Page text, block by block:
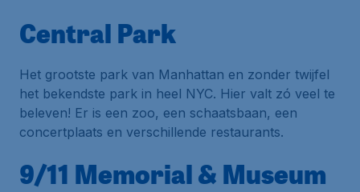
Central Park
Het grootste park van Manhattan en zonder twijfel
het bekendste park in heel NYC. Hier valt zó veel te
beleven! Er is een zoo, een schaatsbaan, een
concertplaats en verschillende restaurants.
9/11 Memorial & Museum